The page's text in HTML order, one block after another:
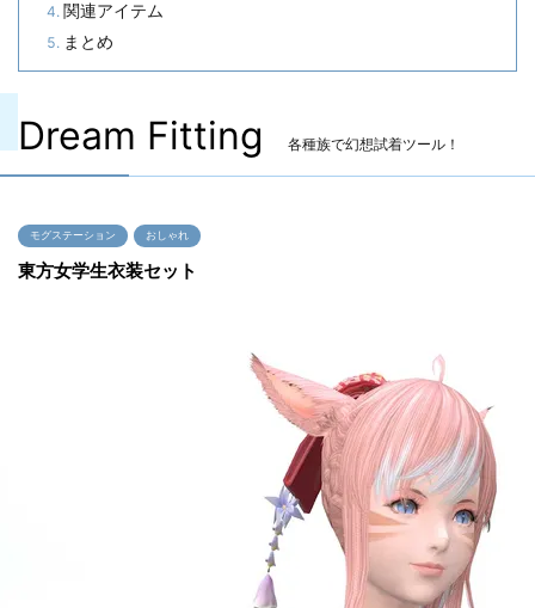
関連アイテム
まとめ
Dream Fitting 各種族で幻想試着ツール！
モグステーション おしゃれ
東方女学生衣装セット